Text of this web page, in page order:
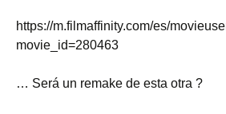
https://m.filmaffinity.com/es/
movie_id=280463
… Será un remake de esta otra ?